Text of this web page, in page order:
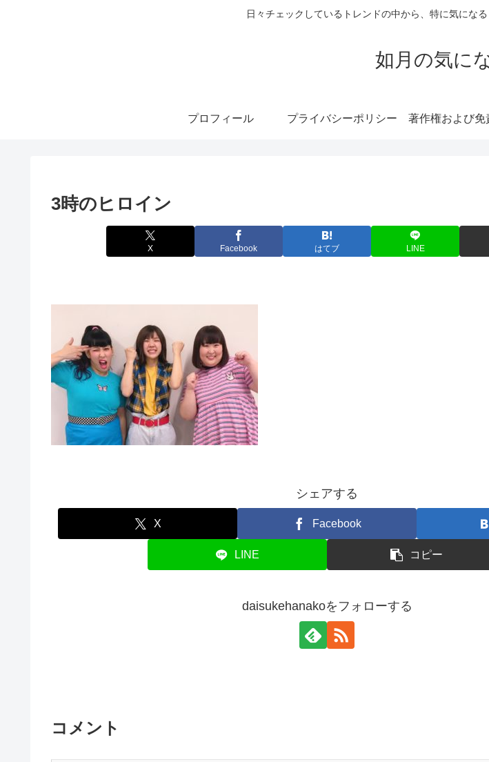
日々チェックしているトレンドの中から、特に気にな
如月の気に
プロフィール プライバシーポリシー 著作権および免
3時のヒロイン
X Facebook はてブ LINE
シェアする
X Facebook
LINE コピー
daisukehanakoをフォローする
コメント